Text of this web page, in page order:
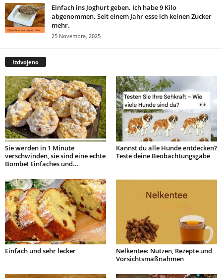
Einfach ins Joghurt geben. Ich habe 9 Kilo
abgenommen. Seit einem Jahr esse ich keinen Zucker
mehr.
25 Novembra, 2025
Izdvojeno
Sie werden in 1 Minute
verschwinden, sie sind eine echte
Bombe! Einfaches und...
Kannst du alle Hunde entdecken?
Teste deine Beobachtungsgabe
Einfach und sehr lecker
Nelkentee: Nutzen, Rezepte und
Vorsichtsmaßnahmen